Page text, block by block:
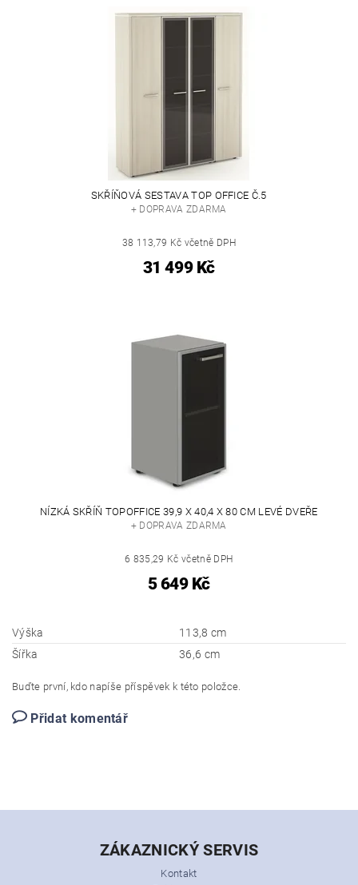
SKŘÍŇOVÁ SESTAVA TOP OFFICE Č.5
+ DOPRAVA ZDARMA
38 113,79 Kč včetně DPH
31 499 Kč
NÍZKÁ SKŘÍŇ TOPOFFICE 39,9 X 40,4 X 80 CM LEVÉ DVEŘE
+ DOPRAVA ZDARMA
6 835,29 Kč včetně DPH
5 649 Kč
Výška
113,8 cm
Šířka
36,6 cm
Buďte první, kdo napíše příspěvek k této položce.
Přidat komentář
ZÁKAZNICKÝ SERVIS
Kontakt